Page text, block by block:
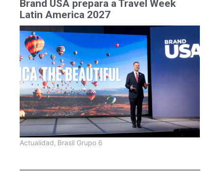
Brand USA prepara a Travel Week
Latin America 2027
Actualidad, Brasil Grupo 6